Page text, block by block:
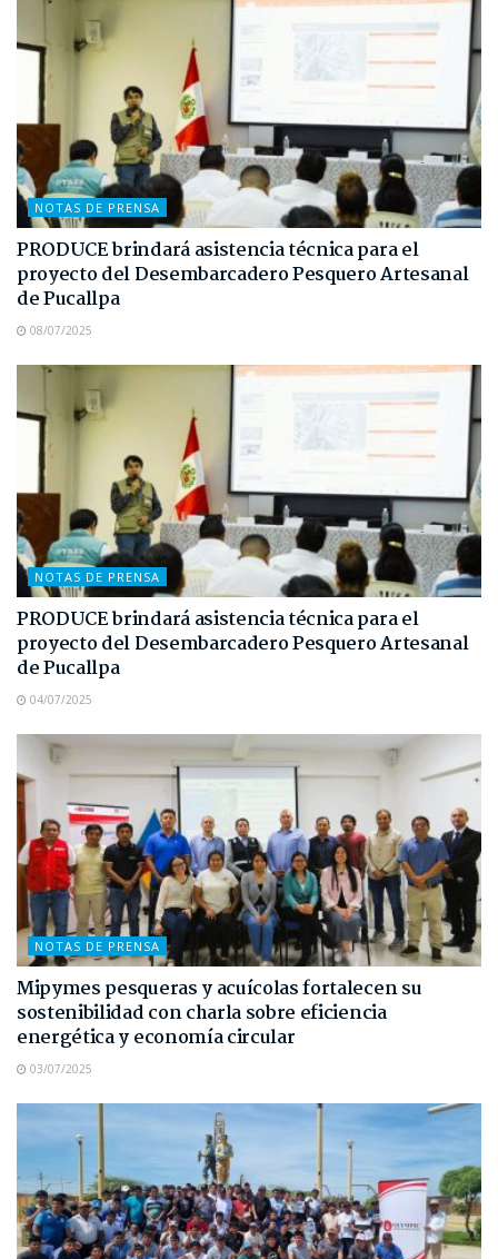
NOTAS DE PRENSA
PRODUCE brindará asistencia técnica para el
proyecto del Desembarcadero Pesquero Artesanal
de Pucallpa
08/07/2025
NOTAS DE PRENSA
PRODUCE brindará asistencia técnica para el
proyecto del Desembarcadero Pesquero Artesanal
de Pucallpa
04/07/2025
NOTAS DE PRENSA
Mipymes pesqueras y acuícolas fortalecen su
sostenibilidad con charla sobre eficiencia
energética y economía circular
03/07/2025